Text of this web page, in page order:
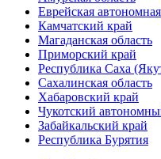
Еврейская
Камчатский край
Магаданская область
Приморский край
Республика Саха
Сахалинская область
Хабаровский край
Чукотский
Забайкальский край
Республика Бурятия